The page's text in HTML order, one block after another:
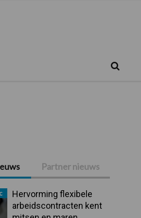
Partner nieuws
Hervorming flexibele
arbeidscontracten kent